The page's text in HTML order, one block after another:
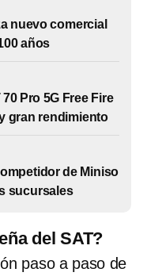
nuevo comercial
años
Pro 5G Free Fire
gran rendimiento
de Miniso
sucursales
del SAT?
paso a paso de